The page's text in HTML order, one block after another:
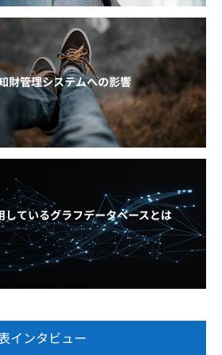
財管理システムへの影響
しているグラフデータベースとは
インタビュー